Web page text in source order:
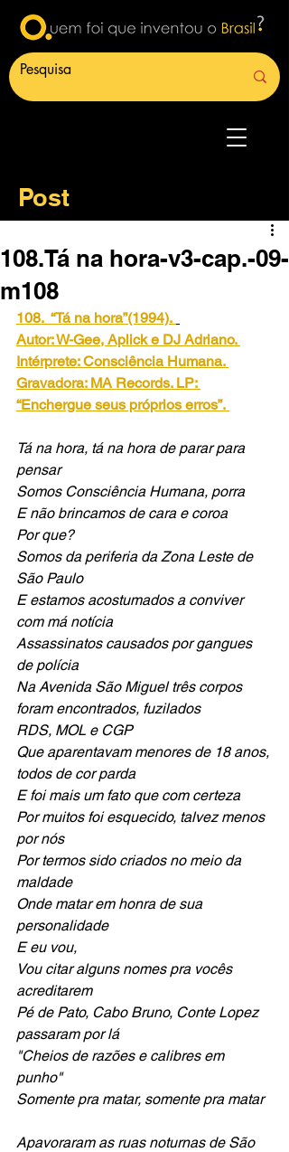
Post
108.Tá na hora-v3-cap.-09-
m108
108.  “Tá na hora”(1994).
Autor: W-Gee, Aplick e DJ Adriano.
Intérprete: Consciência Humana.
Gravadora: MA Records. LP:
“Enchergue seus próprios erros”.
Tá na hora, tá na hora de parar para
pensar
Somos Consciência Humana, porra
E não brincamos de cara e coroa
Por que?
Somos da periferia da Zona Leste de
São Paulo
E estamos acostumados a conviver
com má notícia
Assassinatos causados por gangues
de polícia
Na Avenida São Miguel três corpos
foram encontrados, fuzilados
RDS, MOL e CGP
Que aparentavam menores de 18 anos,
todos de cor parda
E foi mais um fato que com certeza
Por muitos foi esquecido, talvez menos
por nós
Por termos sido criados no meio da
maldade
Onde matar em honra de sua
personalidade
E eu vou,
Vou citar alguns nomes pra vocês
acreditarem
Pé de Pato, Cabo Bruno, Conte Lopez
passaram por lá
"Cheios de razões e calibres em
punho"
Somente pra matar, somente pra matar
Apavoraram as ruas noturnas de São